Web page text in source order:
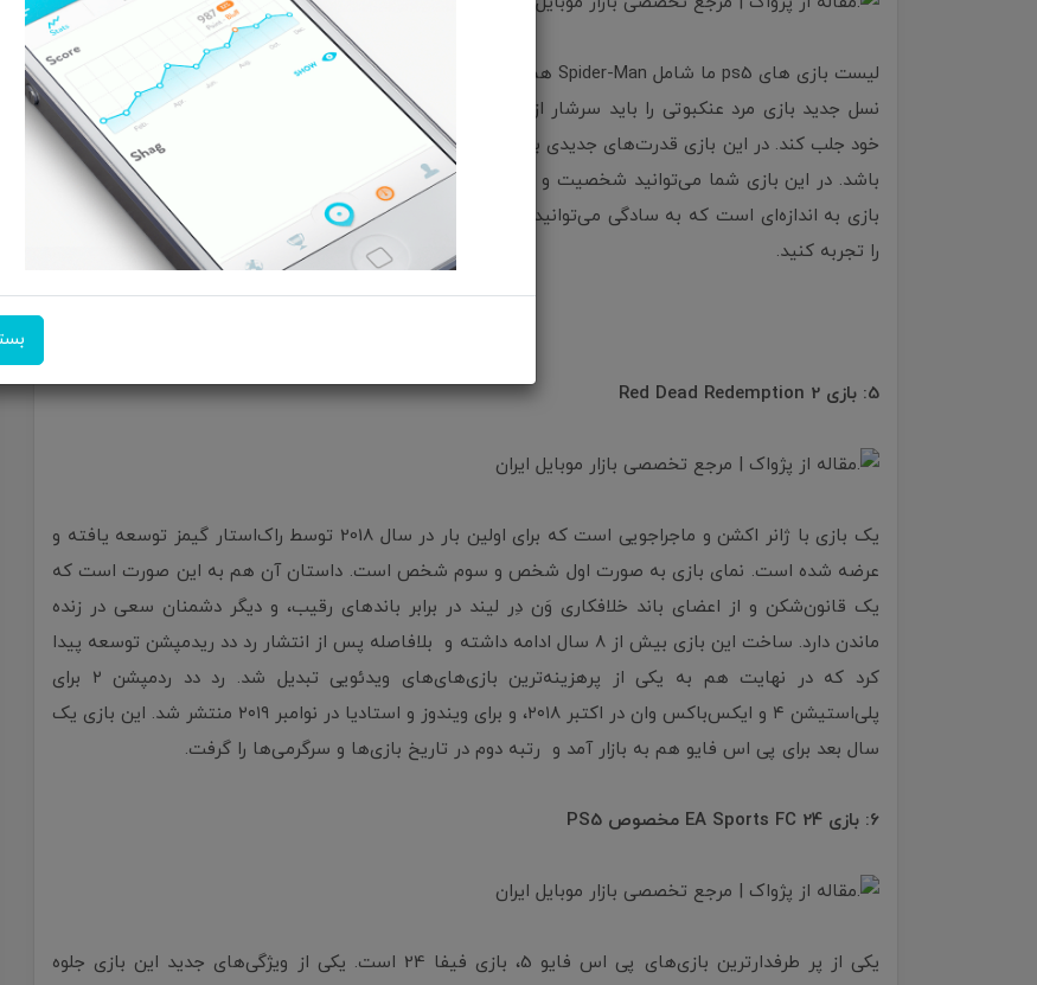
لیست بازی های ps5 ما شامل Spider-Man هم می‌شود.
نسل جدید بازی مرد عنکبوتی را باید سرشار از بازی‌های ماجراجویانه دانست که می‌تواند رضایت کاربران را به
خود جلب کند. در این بازی قدرت‌های جدیدی به مایلز ارائه شده که توانسته تاثیر زیادی در گیم‌پلی بازی داشته
باشد. در این بازی شما می‌توانید شخصیت و داستان‌های جذاب را در کنار یکدیگر تجربه کنید. جنبه احساسی
بازی به اندازه‌ای است که به سادگی می‌توانید بازی‌های گذشته مرد عنکبوتی را فراموش کرده و بازی‌های جدید
را تجربه کنید.
5: بازی Red Dead Redemption 2
یک بازی با ژانر اکشن و ماجراجویی است که برای اولین بار در سال 2018 توسط راک‌استار گیمز توسعه یافته و
عرضه شده است. نمای بازی به صورت اول شخص و سوم شخص است. داستان آن هم به این صورت است که
یک قانون‌شکن و از اعضای باند خلافکاری وَن دِر لیند در برابر باندهای رقیب، و دیگر دشمنان سعی در زنده
ماندن دارد. ساخت این بازی بیش از 8 سال ادامه داشته و بلافاصله پس از انتشار رد دد ریدمپشن توسعه پیدا
کرد که در نهایت هم به یکی از پرهزینه‌ترین بازی‌های‌های ویدئویی تبدیل شد. رد دد ردمپشن ۲ برای
پلی‌استیشن ۴ و ایکس‌باکس وان در اکتبر ۲۰۱۸، و برای ویندوز و استادیا در نوامبر ۲۰۱۹ منتشر شد. این بازی یک
سال بعد برای پی اس فایو هم به بازار آمد و رتبه دوم در تاریخ بازی‌ها و سرگرمی‌ها را گرفت.
6: بازی EA Sports FC 24 مخصوص PS5
یکی از پر طرفدارترین بازی‌های پی اس فایو 5، بازی فیفا 24 است. یکی از ویژگی‌های جدید این بازی جلوه